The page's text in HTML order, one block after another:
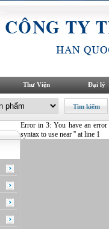
Thư Viện Đại lý
Error in 3: You have an
syntax to use near '' at line 1